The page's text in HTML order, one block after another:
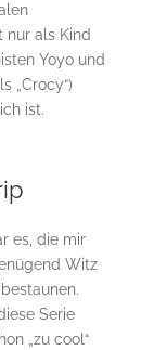
nur als Kind
Yoyo und
„Crocy“)
ist.
es, die mir
Witz
Serie
„zu cool“